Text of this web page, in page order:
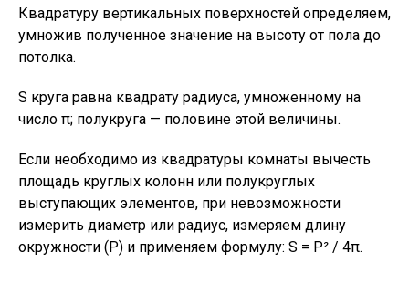
Квадратуру вертикальных поверхностей определяем,
умножив полученное значение на высоту от пола до
потолка.
S круга равна квадрату радиуса, умноженному на
число π; полукруга — половине этой величины.
Если необходимо из квадратуры комнаты вычесть
площадь круглых колонн или полукруглых
выступающих элементов, при невозможности
измерить диаметр или радиус, измеряем длину
окружности (P) и применяем формулу: S = P² / 4π.